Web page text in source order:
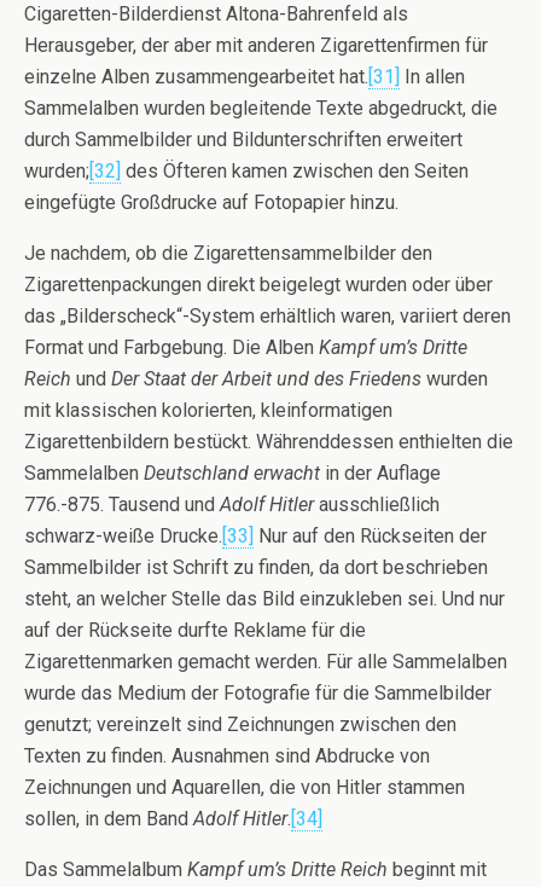
Cigaretten-Bilderdienst Altona-Bahrenfeld als
Herausgeber, der aber mit anderen Zigarettenfirmen für
einzelne Alben zusammengearbeitet hat.[31] In allen
Sammelalben wurden begleitende Texte abgedruckt, die
durch Sammelbilder und Bildunterschriften erweitert
wurden;[32] des Öfteren kamen zwischen den Seiten
eingefügte Großdrucke auf Fotopapier hinzu.
Je nachdem, ob die Zigarettensammelbilder den
Zigarettenpackungen direkt beigelegt wurden oder über
das „Bilderscheck“-System erhältlich waren, variiert deren
Format und Farbgebung. Die Alben Kampf um’s Dritte
Reich und Der Staat der Arbeit und des Friedens wurden
mit klassischen kolorierten, kleinformatigen
Zigarettenbildern bestückt. Währenddessen enthielten die
Sammelalben Deutschland erwacht in der Auflage
776.-875. Tausend und Adolf Hitlerausschließlich
schwarz-weiße Drucke.[33] Nur auf den Rückseiten der
Sammelbilder ist Schrift zu finden, da dort beschrieben
steht, an welcher Stelle das Bild einzukleben sei. Und nur
auf der Rückseite durfte Reklame für die
Zigarettenmarken gemacht werden. Für alle Sammelalben
wurde das Medium der Fotografie für die Sammelbilder
genutzt; vereinzelt sind Zeichnungen zwischen den
Texten zu finden. Ausnahmen sind Abdrucke von
Zeichnungen und Aquarellen, die von Hitler stammen
sollen, in dem Band Adolf Hitler.[34]
Das Sammelalbum Kampf um’s Dritte Reich beginnt mit